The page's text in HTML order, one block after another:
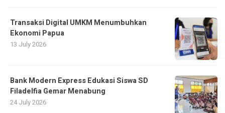
Transaksi Digital UMKM Menumbuhkan
Ekonomi Papua
13 July 2026
Bank Modern Express Edukasi Siswa SD
Filadelfia Gemar Menabung
24 July 2026